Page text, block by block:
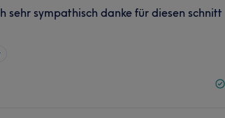
sehr sympathisch danke für diesen schnitt